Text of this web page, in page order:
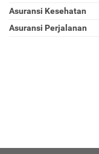
Asuransi Kesehatan
Asuransi Perjalanan